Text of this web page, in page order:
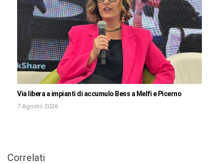
Via libera a impianti di accumulo Bess a Melfi e Picerno
7 Agosto 2026
Correlati